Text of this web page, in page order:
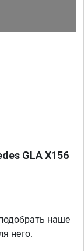
GLA X156
наше
него.